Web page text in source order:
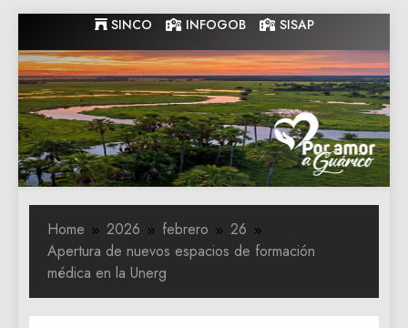
to
content
SINCO INFOGOB SISAP
Gobernacion
de Guarico
Gobernacion de Guarico
Home 2026 febrero
26
Apertura de nuevos espacios de formación
médica en la Unerg